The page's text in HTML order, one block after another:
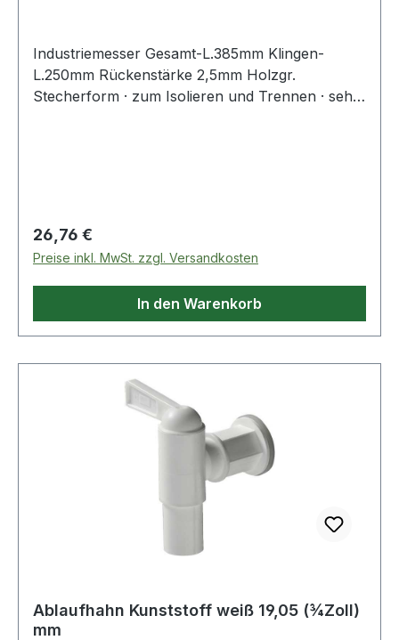
Industriemesser Gesamt-L.385mm Klingen-
L.250mm Rückenstärke 2,5mm Holzgr.
Stecherform · zum Isolieren und Trennen · sehr
Regulärer Preis:
26,76 €
Preise inkl. MwSt. zzgl. Versandkosten
In den Warenkorb
Ablaufhahn Kunststoff weiß 19,05 (¾Zoll)
mm